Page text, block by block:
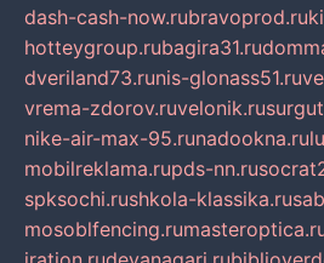
dash-cash-now.rubravoprod.ru
hotteygroup.rubagira31.ru
dveriland73.runis-glonass51.ru
vrema-zdorov.ruvelonik.ru
nike-air-max-95.runadookna.ru
mobilreklama.rupds-nn.ru
spksochi.rushkola-klassika.ru
mosoblfencing.ru